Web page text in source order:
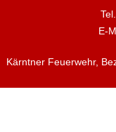
E-
Kärntner Feuerwehr,